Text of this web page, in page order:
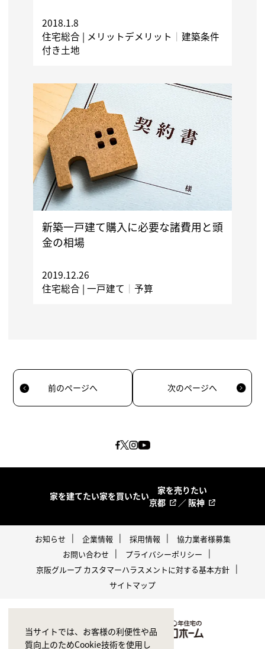
2018.1.8
住宅総合 | メリットデメリット ｜ 建築条件
付き土地
新築一戸建て購入に必要な諸費用と頭
金の相場
2019.12.26
住宅総合 | 一戸建て ｜ 予算
前のページへ 次のページへ
家を建てたい家を買いたい
家を売りたい
京都
／ 阪神
お知らせ 企業情報 採用情報
協力業者様募集
お問い合わせ
プライバシーポリシー
京阪グループ カスタマーハラスメントに対する基本方針
サイトマップ
当サイトでは、お客様の利便性や品
質向上のためCookie技術を使用し